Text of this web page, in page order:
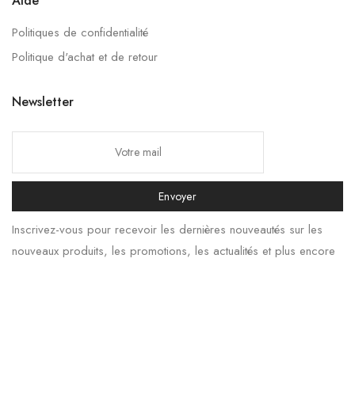
Politiques de confidentialité
Politique d'achat et de retour
Newsletter
Envoyer
Inscrivez-vous pour recevoir les dernières nouveautés sur les
nouveaux produits, les promotions, les actualités et plus encore